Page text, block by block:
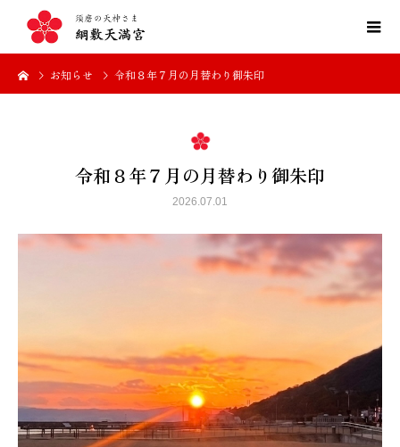
お知らせ 令和８年７月の月替わり御朱印
令和８年７月の月替わり御朱印
2026.07.01